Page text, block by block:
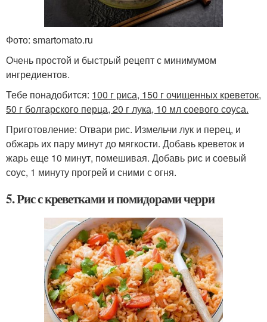
Фото: smartomato.ru
Очень простой и быстрый рецепт с минимумом
ингредиентов.
Тебе понадобится: 100 г риса, 150 г очищенных креветок,
50 г болгарского перца, 20 г лука, 10 мл соевого соуса.
Приготовление: Отвари рис. Измельчи лук и перец, и
обжарь их пару минут до мягкости. Добавь креветок и
жарь еще 10 минут, помешивая. Добавь рис и соевый
соус, 1 минуту прогрей и сними с огня.
5. Рис с креветками и помидорами черри